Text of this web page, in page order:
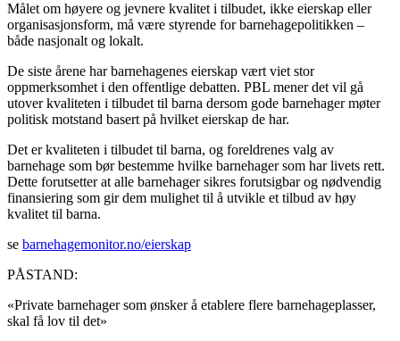
Målet om høyere og jevnere kvalitet i tilbudet, ikke eierskap eller
organisasjonsform, må være styrende for barnehagepolitikken –
både nasjonalt og lokalt.
De siste årene har barnehagenes eierskap vært viet stor
oppmerksomhet i den offentlige debatten. PBL mener det vil gå
utover kvaliteten i tilbudet til barna dersom gode barnehager møter
politisk motstand basert på hvilket eierskap de har.
Det er kvaliteten i tilbudet til barna, og foreldrenes valg av
barnehage som bør bestemme hvilke barnehager som har livets rett.
Dette forutsetter at alle barnehager sikres forutsigbar og nødvendig
finansiering som gir dem mulighet til å utvikle et tilbud av høy
kvalitet til barna.
se barnehagemonitor.no/eierskap
PÅSTAND:
«Private barnehager som ønsker å etablere flere barnehageplasser,
skal få lov til det»